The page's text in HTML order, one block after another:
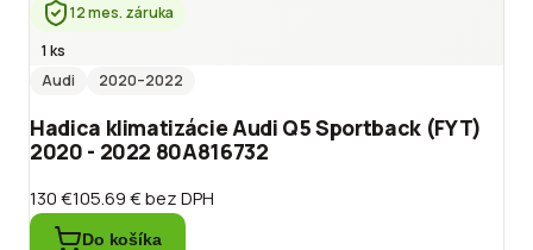
12 mes. záruka
1 ks
Audi
2020–2022
Hadica klimatizácie Audi Q5 Sportback (FYT)
2020 - 2022 80A816732
130 €105.69 €bez DPH
Do košíka